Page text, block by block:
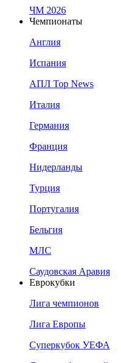
ЧМ 2026
Чемпионаты
Англия
Испания
АПЛ Top News
Италия
Германия
Франция
Нидерланды
Турция
Португалия
Бельгия
МЛС
Саудовская Аравия
Еврокубки
Лига чемпионов
Лига Европы
Суперкубок УЕФА